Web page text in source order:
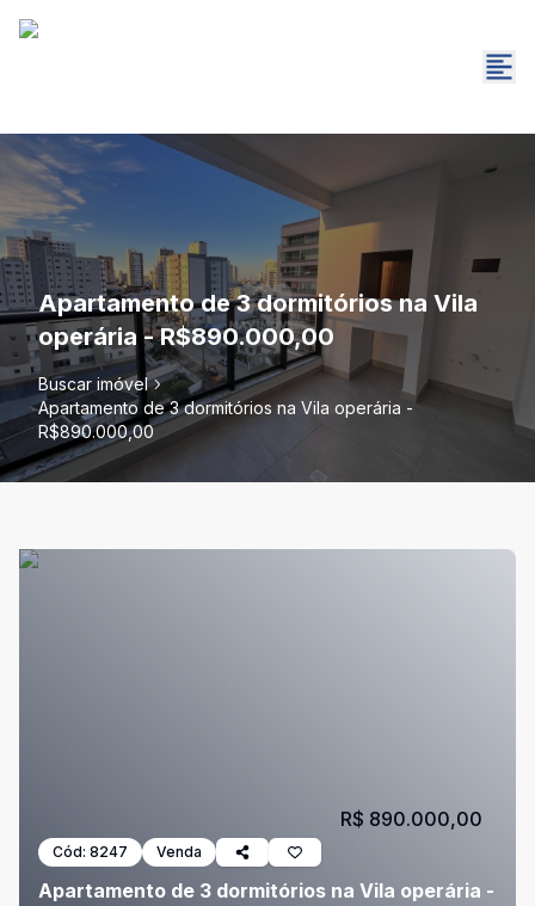
Apartamento de 3 dormitórios na Vila
operária - R$890.000,00
Buscar imóvel
Apartamento de 3 dormitórios na Vila operária -
R$890.000,00
Cód: 8247 Venda
Apartamento de 3 dormitórios na Vila operária -
R$ 890.000,00